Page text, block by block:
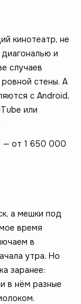
кинотеатр, не
и
случаев
стены. А
с Android,
или
— от 1 650 000
а мешки под
время
в
утра. Но
заранее:
в нём разные